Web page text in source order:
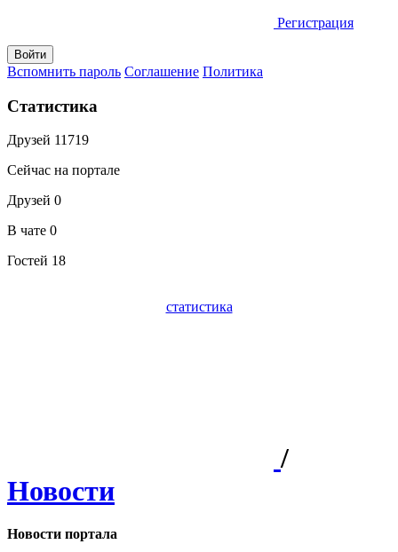
Регистрация
Вспомнить пароль Соглашение Политика
Статистика
Друзей 11719
Сейчас на портале
Друзей 0
В чате 0
Гостей 18
статистика
/
Новости
Новости портала